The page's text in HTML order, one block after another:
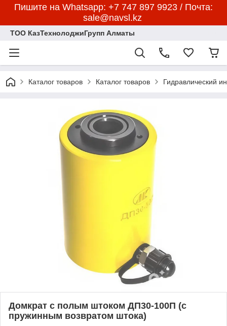
Пишите на Whatsapp: +7 747 897 9923 / Почта:
sale@navsl.kz
ТОО КазТехнолоджиГрупп Алматы
Каталог товаров Каталог товаров Гидравлический
Домкрат с полым штоком ДП30-100П (с
пружинным возвратом штока)